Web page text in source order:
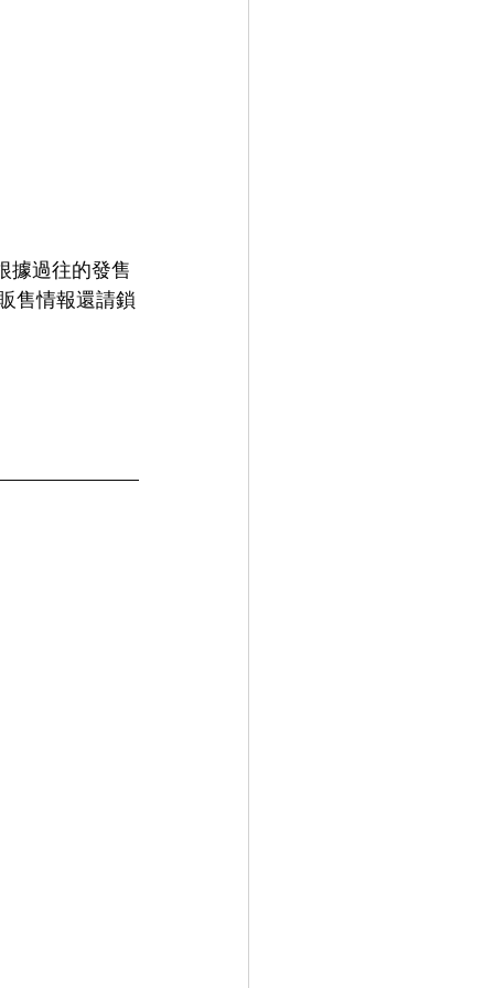
據過往的發售
售情報還請鎖